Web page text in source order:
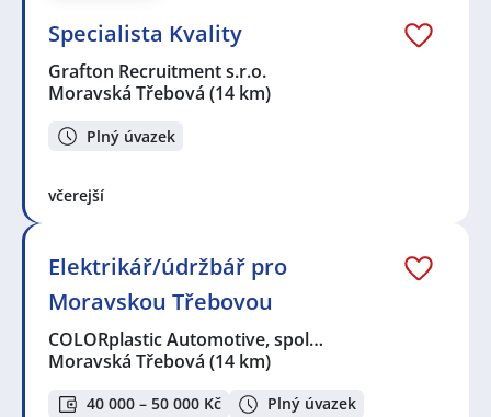
Specialista Kvality
Grafton Recruitment s.r.o.
Moravská Třebová (14 km)
Plný úvazek
včerejší
Elektrikář/údržbář pro
Moravskou Třebovou
COLORplastic Automotive, spol…
Moravská Třebová (14 km)
40 000 – 50 000 Kč Plný úvazek